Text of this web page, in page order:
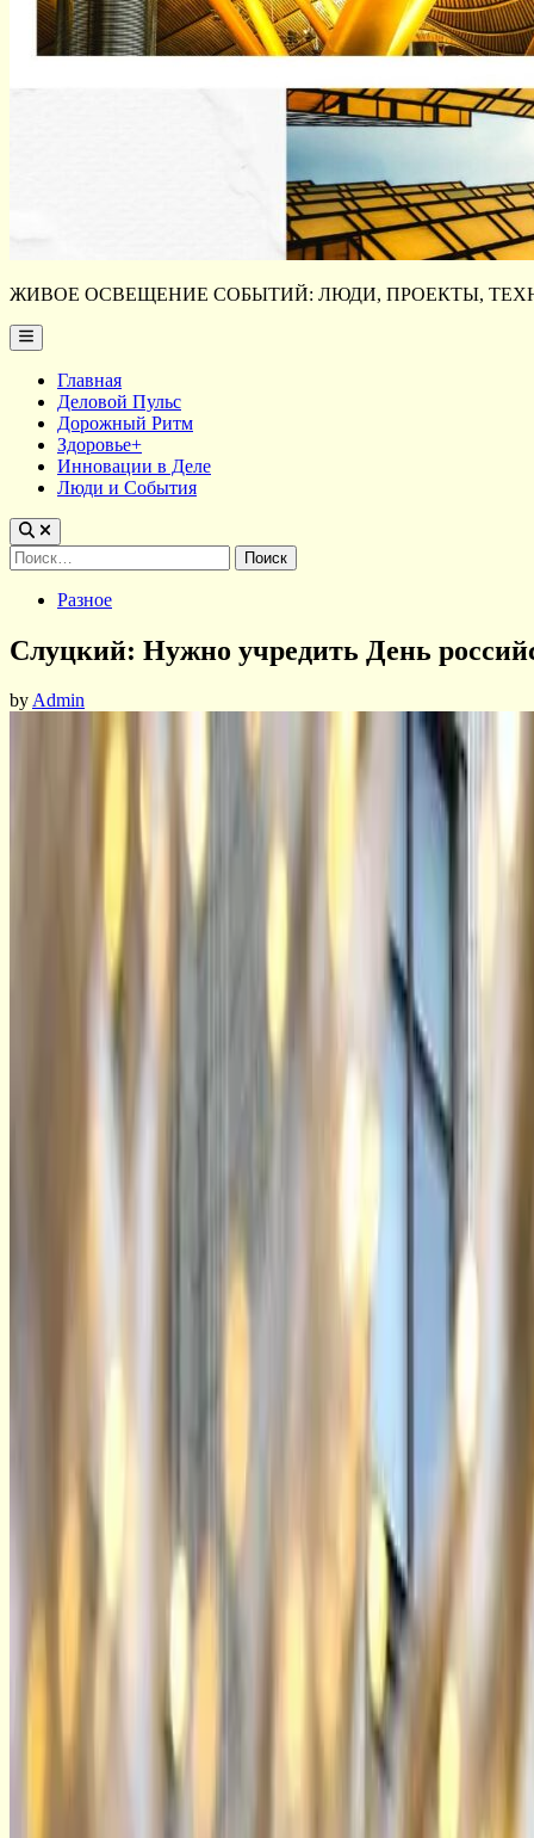
ЖИВОЕ ОСВЕЩЕНИЕ СОБЫТИЙ: ЛЮДИ, ПРОЕКТЫ,
Main
Menu
Главная
Деловой Пульс
Дорожный Ритм
Здоровье+
Инновации в Деле
Люди и События
Найти:
PostedРазное
Слуцкий: Нужно учредить День
byAdmin